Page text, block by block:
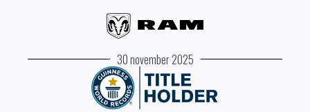
30 november 2025